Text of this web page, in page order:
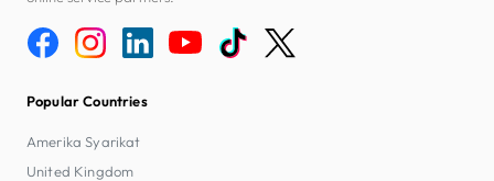
Popular Countries
Amerika Syarikat
United Kingdom